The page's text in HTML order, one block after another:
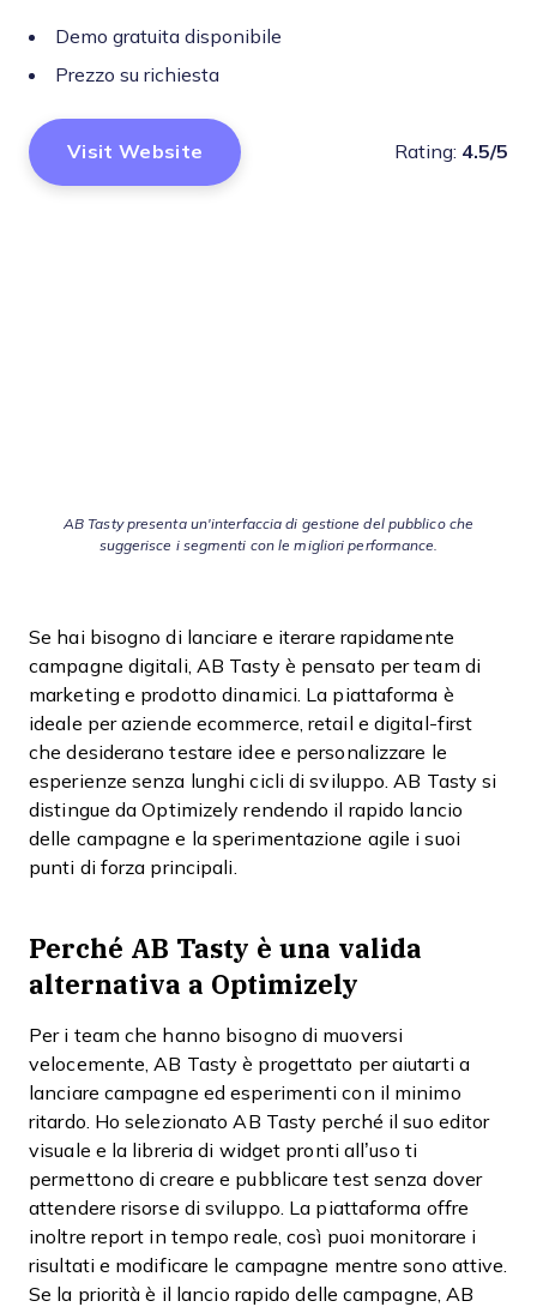
Demo gratuita disponibile
Prezzo su richiesta
Visit Website Rating: 4.5/5
AB Tasty presenta un'interfaccia di gestione del pubblico che
suggerisce i segmenti con le migliori performance.
Se hai bisogno di lanciare e iterare rapidamente
campagne digitali, AB Tasty è pensato per team di
marketing e prodotto dinamici. La piattaforma è
ideale per aziende ecommerce, retail e digital-first
che desiderano testare idee e personalizzare le
esperienze senza lunghi cicli di sviluppo. AB Tasty si
distingue da Optimizely rendendo il rapido lancio
delle campagne e la sperimentazione agile i suoi
punti di forza principali.
Perché AB Tasty è una valida
alternativa a Optimizely
Per i team che hanno bisogno di muoversi
velocemente, AB Tasty è progettato per aiutarti a
lanciare campagne ed esperimenti con il minimo
ritardo. Ho selezionato AB Tasty perché il suo editor
visuale e la libreria di widget pronti all’uso ti
permettono di creare e pubblicare test senza dover
attendere risorse di sviluppo. La piattaforma offre
inoltre report in tempo reale, così puoi monitorare i
risultati e modificare le campagne mentre sono attive.
Se la priorità è il lancio rapido delle campagne, AB